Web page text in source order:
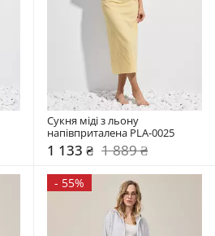
Сукня міді з льону
напівприталена PLA-0025
1 133 ₴ 1 889 ₴
- 55%